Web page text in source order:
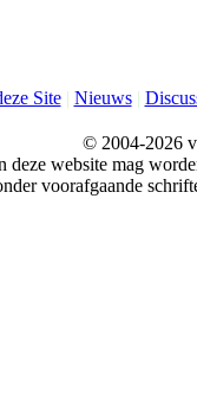
Site| Nieuws|
© 2004-2026
deze website mag
voorafgaande